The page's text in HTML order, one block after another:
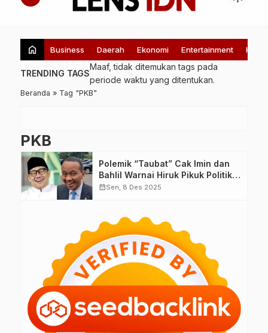
home Business Daerah Ekonomi Entertainment
TRENDING TAGS
Maaf, tidak ditemukan tags pada
periode waktu yang ditentukan.
Beranda » Tag "PKB"
PKB
Polemik “Taubat” Cak Imin dan
Bahlil Warnai Hiruk Pikuk Politik
di Tengah Bencana
calendar_monthSen, 8 Des 2025